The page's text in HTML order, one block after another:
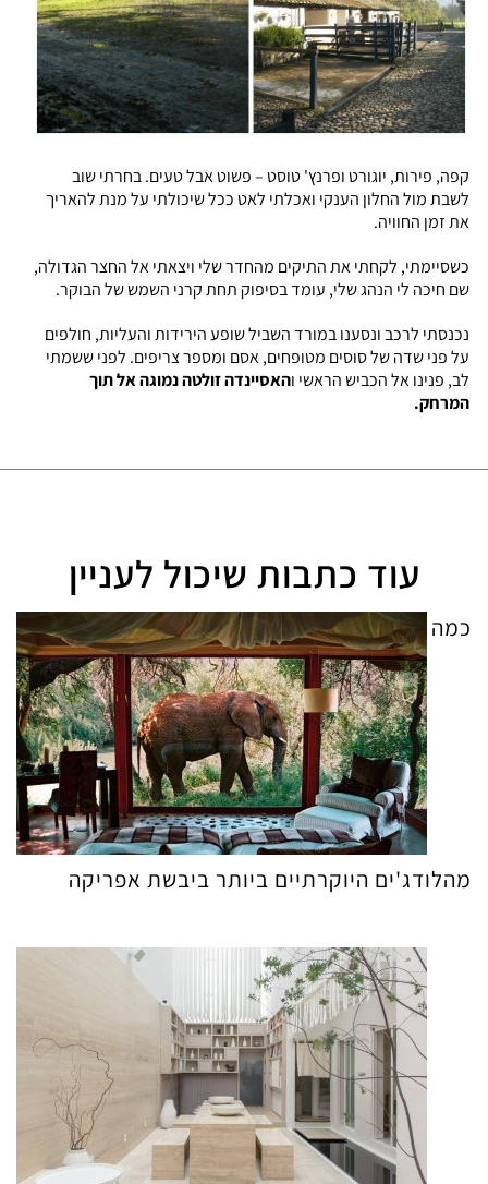
קפה, פירות, יוגורט ופרנץ' טוסט – פשוט אבל טעים. בחרתי שוב
לשבת מול החלון הענקי ואכלתי לאט ככל שיכולתי על מנת להאריך
את זמן החוויה.
כשסיימתי, לקחתי את התיקים מהחדר שלי ויצאתי אל החצר הגדולה,
שם חיכה לי הנהג שלי, עומד בסיפוק תחת קרני השמש של הבוקר.
נכנסתי לרכב ונסענו במורד השביל שופע הירידות והעליות, חולפים
על פני שדה של סוסים מטופחים, אסם ומספר צריפים. לפני ששמתי
לב, פנינו אל הכביש הראשי והאסיינדה זולטה נמוגה אל תוך
המרחק.
עוד כתבות שיכול לעניין
כמה
מהלודג'ים היוקרתיים ביותר ביבשת אפריקה